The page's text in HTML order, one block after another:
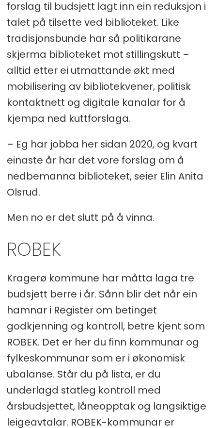
forslag til budsjett lagt inn ein reduksjon i
talet på tilsette ved biblioteket. Like
tradisjonsbunde har så politikarane
skjerma biblioteket mot stillingskutt –
alltid etter ei utmattande økt med
mobilisering av bibliotekvener, politisk
kontaktnett og digitale kanalar for å
kjempa ned kuttforslaga.
– Eg har jobba her sidan 2020, og kvart
einaste år har det vore forslag om å
nedbemanna biblioteket, seier Elin Anita
Olsrud.
Men no er det slutt på å vinna.
ROBEK
Kragerø kommune har måtta laga tre
budsjett berre i år. Sånn blir det når ein
hamnar i Register om betinget
godkjenning og kontroll, betre kjent som
ROBEK. Det er her du finn kommunar og
fylkeskommunar som er i økonomisk
ubalanse. Står du på lista, er du
underlagd statleg kontroll med
årsbudsjettet, låneopptak og langsiktige
leigeavtalar. ROBEK-kommunar er